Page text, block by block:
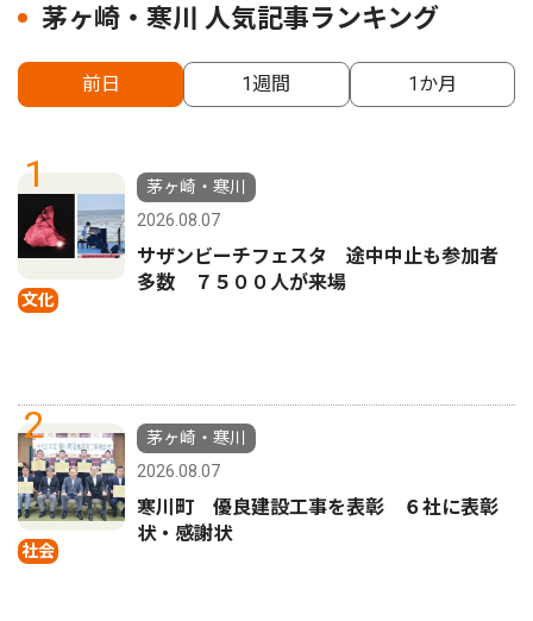
茅ヶ崎・寒川 人気記事ランキング
前日 1週間 1か月
1
文化
茅ヶ崎・寒川
2026.08.07
サザンビーチフェスタ 途中中止も参加者
多数 ７５００人が来場
2
社会
茅ヶ崎・寒川
2026.08.07
寒川町 優良建設工事を表彰 ６社に表彰
状・感謝状